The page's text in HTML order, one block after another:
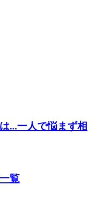
...一人で悩まず相
覧